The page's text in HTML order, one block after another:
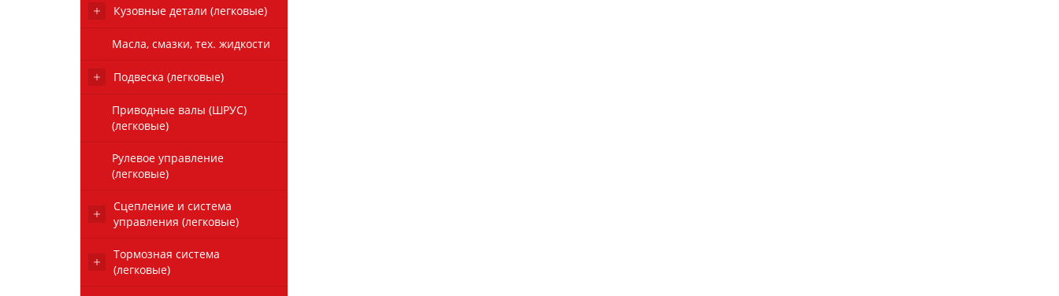
Кузовные детали (легковые)
Масла, смазки, тех. жидкости
Подвеска (легковые)
Приводные валы (ШРУС)
(легковые)
Рулевое управление
(легковые)
Сцепление и система
управления (легковые)
Тормозная система
(легковые)